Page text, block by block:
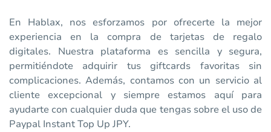
En Hablax, nos esforzamos por ofrecerte la mejor
experiencia en la compra de tarjetas de regalo
digitales. Nuestra plataforma es sencilla y segura,
permitiéndote adquirir tus giftcards favoritas sin
complicaciones. Además, contamos con un servicio al
cliente excepcional y siempre estamos aquí para
ayudarte con cualquier duda que tengas sobre el uso de
Paypal Instant Top Up JPY.